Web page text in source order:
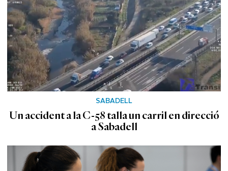
SABADELL
Un accident a la C-58 talla un carril en direcció
a Sabadell